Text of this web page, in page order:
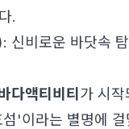
.
신비로운 바닷속
다액티비티 가 시
'이라는 별명에 걸